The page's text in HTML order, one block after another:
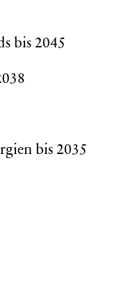
bis 2045
bis 2035